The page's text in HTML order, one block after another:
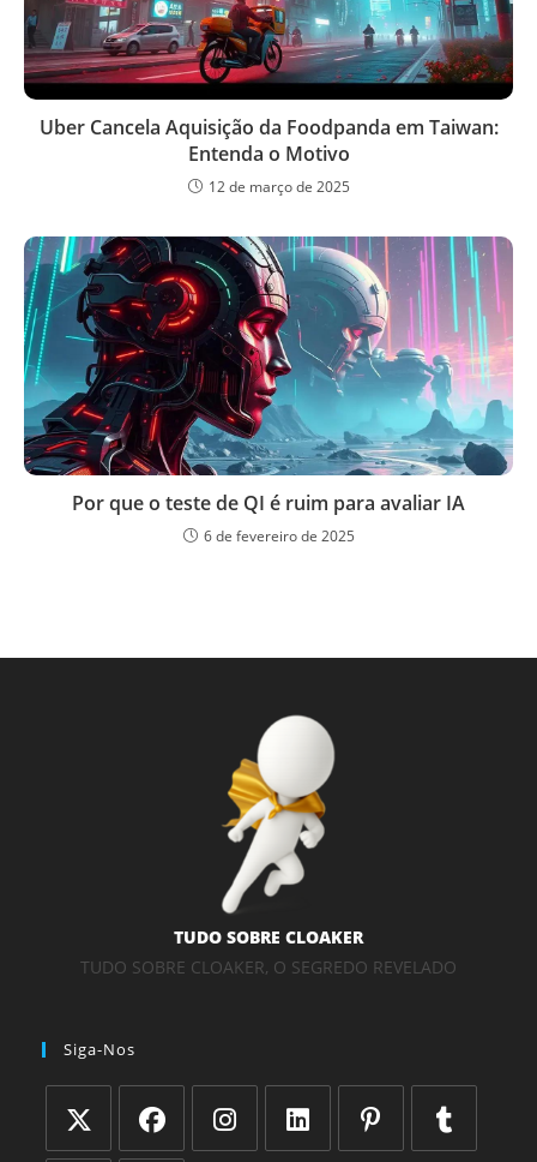
Uber Cancela Aquisição da Foodpanda em Taiwan:
Entenda o Motivo
12 de março de 2025
Por que o teste de QI é ruim para avaliar IA
6 de fevereiro de 2025
TUDO SOBRE CLOAKER
TUDO SOBRE CLOAKER, O SEGREDO REVELADO
Siga-Nos